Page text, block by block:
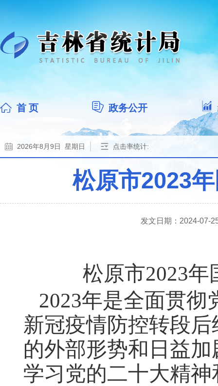
首 页 政务公开
2026年8月9日 星期日 点击率统计:
松原市2023
发文日期：2024-07-
松原市2023
2023年是全面贯
新冠疫情防控转段
的外部形势和日益
学习党的二十大精